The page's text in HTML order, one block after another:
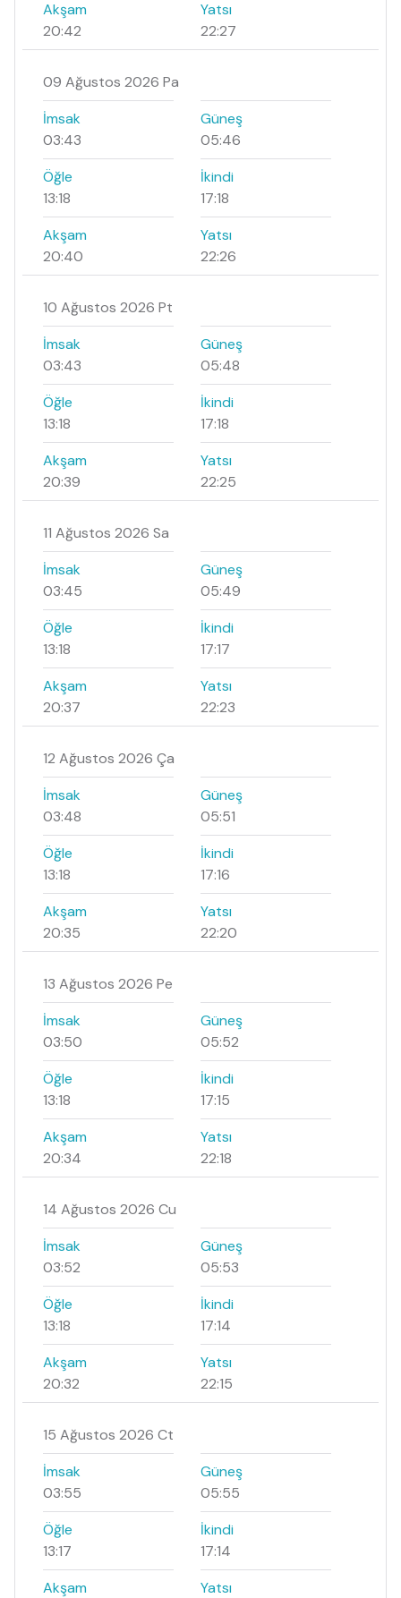
Akşam
20:42
Yatsı
22:27
09 Ağustos 2026 Pa
İmsak
03:43
Güneş
05:46
Öğle
13:18
İkindi
17:18
Akşam
20:40
Yatsı
22:26
10 Ağustos 2026 Pt
İmsak
03:43
Güneş
05:48
Öğle
13:18
İkindi
17:18
Akşam
20:39
Yatsı
22:25
11 Ağustos 2026 Sa
İmsak
03:45
Güneş
05:49
Öğle
13:18
İkindi
17:17
Akşam
20:37
Yatsı
22:23
12 Ağustos 2026 Ça
İmsak
03:48
Güneş
05:51
Öğle
13:18
İkindi
17:16
Akşam
20:35
Yatsı
22:20
13 Ağustos 2026 Pe
İmsak
03:50
Güneş
05:52
Öğle
13:18
İkindi
17:15
Akşam
20:34
Yatsı
22:18
14 Ağustos 2026 Cu
İmsak
03:52
Güneş
05:53
Öğle
13:18
İkindi
17:14
Akşam
20:32
Yatsı
22:15
15 Ağustos 2026 Ct
İmsak
03:55
Güneş
05:55
Öğle
13:17
İkindi
17:14
Akşam
Yatsı